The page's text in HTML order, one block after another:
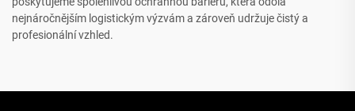
nejnáročnějším logistickým výzvám a zároveň udržuje čistý a
profesionální vzhled.